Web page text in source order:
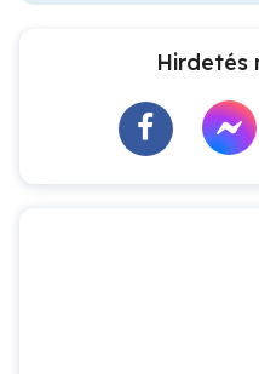
Hirdetés